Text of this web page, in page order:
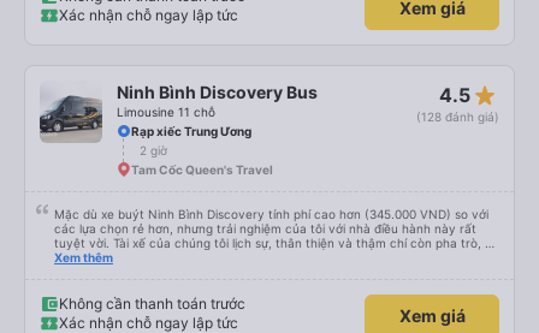
Xác nhận chỗ ngay lập tức
Xem giá
Ninh Bình Discovery Bus
Limousine 11 chỗ
4.5 star_rate
(128 đánh giá)
Rạp xiếc Trung Ương
2 giờ
Tam Cốc Queen's Travel
Mặc dù xe buýt Ninh Bình Discovery tính phí cao hơn (345.000 VND) so với
các lựa chọn rẻ hơn, nhưng trải nghiệm của tôi với nhà điều hành này rất
tuyệt vời. Tài xế của chúng tôi lịch sự, thân thiện và thậm chí còn pha trò, và
rõ ràng là anh ấy lái xe an toàn hơn so với những chiếc xe buýt limousine
không hề hối tiếc khi đặt xe với nhà điều hành này và sẽ lại sử dụng dịch vụ
của họ.
Xem thêm
Không cần thanh toán trước
Xác nhận chỗ ngay lập tức
Xem giá